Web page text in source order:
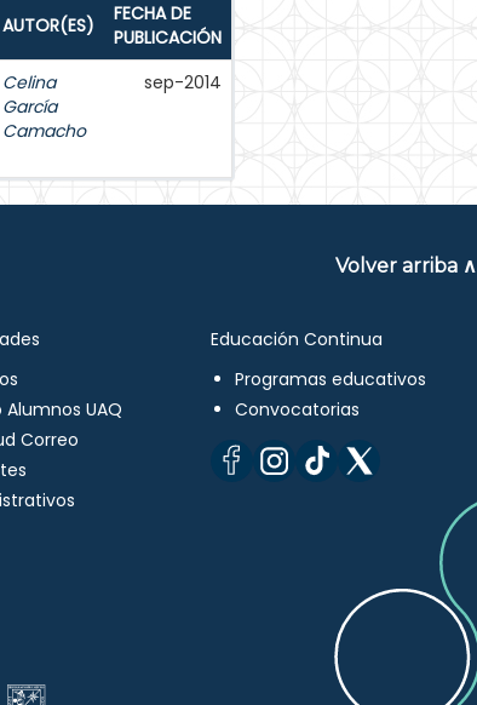
AUTOR(ES)
FECHA DE
PUBLICACIÓN
Celina
García
Camacho
sep-2014
Volver arriba ∧
Alumnos UAQ
Correo
Educación Continua
Programas educativos
Convocatorias